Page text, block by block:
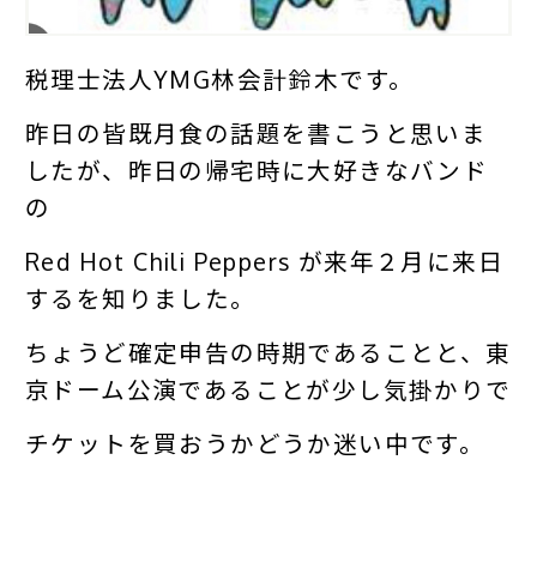
税理士法人YMG林会計鈴木です。
昨日の皆既月食の話題を書こうと思いま
したが、昨日の帰宅時に大好きなバンド
の
Red Hot Chili Peppers が来年２月に来日
するを知りました。
ちょうど確定申告の時期であることと、東
京ドーム公演であることが少し気掛かりで
チケットを買おうかどうか迷い中です。